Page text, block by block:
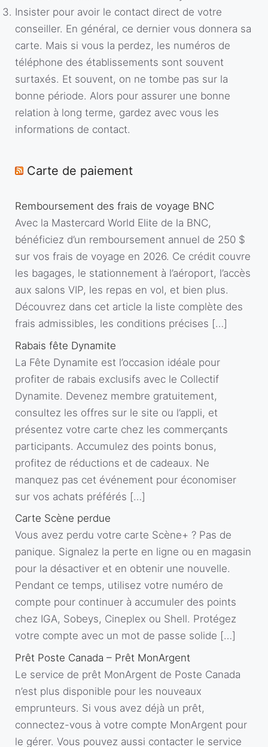
Insister pour avoir le contact direct de votre
conseiller. En général, ce dernier vous donnera sa
carte. Mais si vous la perdez, les numéros de
téléphone des établissements sont souvent
surtaxés. Et souvent, on ne tombe pas sur la
bonne période. Alors pour assurer une bonne
relation à long terme, gardez avec vous les
informations de contact.
Carte de paiement
Remboursement des frais de voyage BNC
Avec la Mastercard World Elite de la BNC,
bénéficiez d’un remboursement annuel de 250 $
sur vos frais de voyage en 2026. Ce crédit couvre
les bagages, le stationnement à l’aéroport, l’accès
aux salons VIP, les repas en vol, et bien plus.
Découvrez dans cet article la liste complète des
frais admissibles, les conditions précises […]
Rabais fête Dynamite
La Fête Dynamite est l’occasion idéale pour
profiter de rabais exclusifs avec le Collectif
Dynamite. Devenez membre gratuitement,
consultez les offres sur le site ou l’appli, et
présentez votre carte chez les commerçants
participants. Accumulez des points bonus,
profitez de réductions et de cadeaux. Ne
manquez pas cet événement pour économiser
sur vos achats préférés […]
Carte Scène perdue
Vous avez perdu votre carte Scène+ ? Pas de
panique. Signalez la perte en ligne ou en magasin
pour la désactiver et en obtenir une nouvelle.
Pendant ce temps, utilisez votre numéro de
compte pour continuer à accumuler des points
chez IGA, Sobeys, Cineplex ou Shell. Protégez
votre compte avec un mot de passe solide […]
Prêt Poste Canada – Prêt MonArgent
Le service de prêt MonArgent de Poste Canada
n’est plus disponible pour les nouveaux
emprunteurs. Si vous avez déjà un prêt,
connectez-vous à votre compte MonArgent pour
le gérer. Vous pouvez aussi contacter le service